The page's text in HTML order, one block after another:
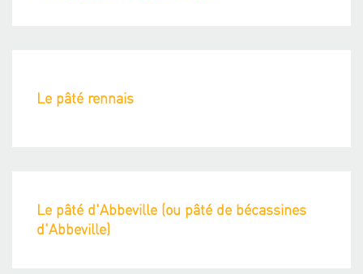
Le pâté rennais
Le pâté d'Abbeville (ou pâté de bécassines
d'Abbeville)